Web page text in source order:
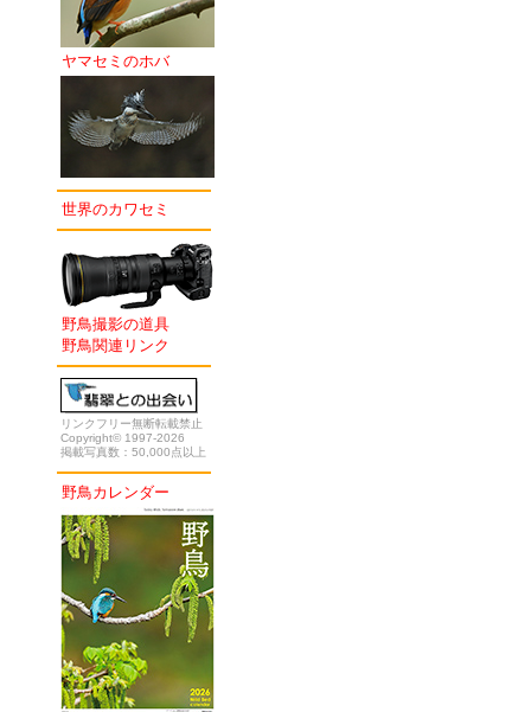
ヤマセミのホバ
世界のカワセミ
野鳥撮影の道具
野鳥関連リンク
リンクフリー無断転載禁止
Copyright© 1997-2026
掲載写真数：50,000点以上
野鳥カレンダー